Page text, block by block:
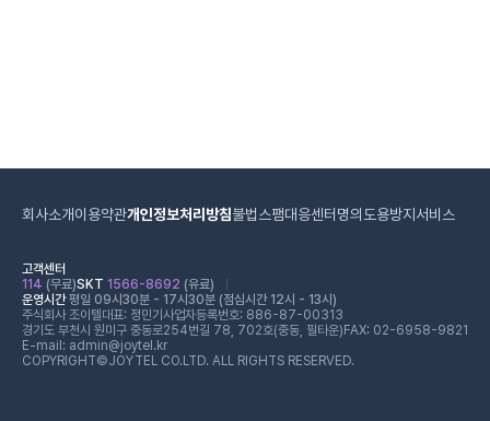
회사소개이용약관개인정보처리방침불법스팸대응센터 명의도용방지서비스
고객센터
114 (무료)SKT 1566-8692 (유료)
운영시간평일 09시30분 - 17시30분 (점심시간 12시 - 13시)
주식회사 조이텔대표: 정민기 사업자등록번호: 886-87-00313
경기도 부천시 원미구 중동로254번길 78, 702호(중동, 필타운) FAX: 02-6958-9821
E-mail: admin@joytel.kr
COPYRIGHT©JOYTEL CO.LTD. ALL RIGHTS RESERVED.